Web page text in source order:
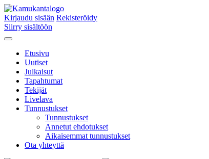
Kirjaudu sisään Rekisteröidy
Siirry sisältöön
Etusivu
Uutiset
Julkaisut
Tapahtumat
Tekijät
Livelava
Tunnustukset
Tunnustukset
Annetut ehdotukset
Aikaisemmat tunnustukset
Ota yhteyttä